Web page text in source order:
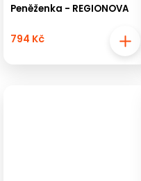
Peněženka - REGIONOVA
794 Kč